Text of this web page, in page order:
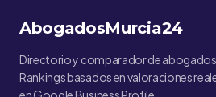
AbogadosMurcia24
Directorio y comparador de abogados
Rankings basados en valoraciones